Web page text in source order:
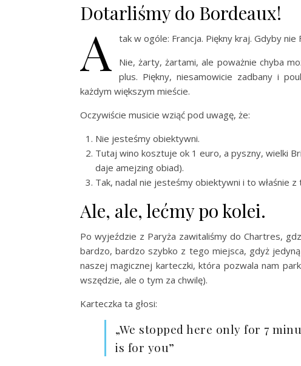
Dotarliśmy do Bordeaux!
A
tak w ogóle: Francja. Piękny kraj. Gdyby nie
Nie, żarty, żartami, ale poważnie chyba
plus. Piękny, niesamowicie zadbany i
każdym większym mieście.
Oczywiście musicie wziąć pod uwagę, że:
Nie jesteśmy obiektywni.
Tutaj wino kosztuje ok 1 euro, a pyszny, wielki
daje amejzing obiad).
Tak, nadal nie jesteśmy obiektywni i to właśnie
Ale, ale, lećmy po kolei.
Po wyjeździe z Paryża zawitaliśmy do Chartres,
bardzo, bardzo szybko z tego miejsca, gdyż
naszej magicznej karteczki, która pozwala nam
wszędzie, ale o tym za chwilę).
Karteczka ta głosi:
„We stopped here only for 7
is for you”